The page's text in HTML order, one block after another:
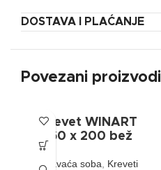
DOSTAVA I PLAĆANJE
Povezani proizvodi
Krevet WINART
160 x 200 bež
Spavaća soba Kreveti